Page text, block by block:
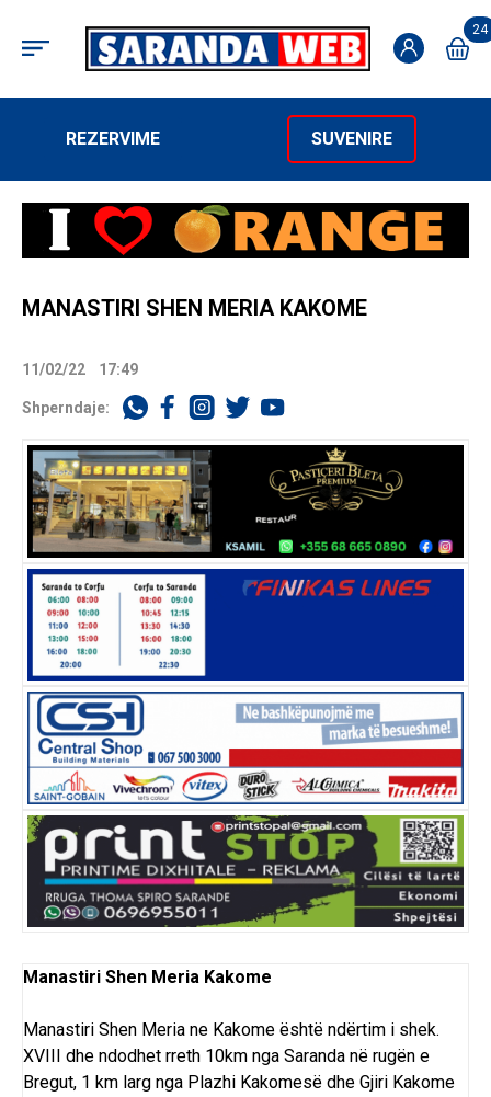
24
REZERVIME SUVENIRE
MANASTIRI SHEN MERIA KAKOME
11/02/22 17:49
Shperndaje:
Manastiri Shen Meria Kakome
Manastiri Shen Meria ne Kakome është ndërtim i shek.
XVIII dhe ndodhet rreth 10km nga Saranda në rugën e
Bregut, 1 km larg nga Plazhi Kakomesë dhe Gjiri Kakome